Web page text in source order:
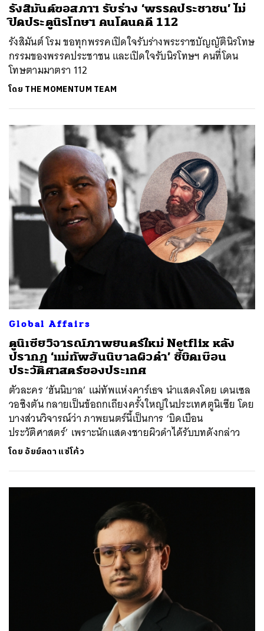
รังสิมันต์ขอสภาฯ รับร่าง ‘พรรคประชาชน’ ไม่
ปิดประตูนิรโทษฯ คนโดนคดี 112
รังสิมันต์ โรม ขอทุกพรรคเปิดใจรับร่างพระราชบัญญัตินิรโทษ
กรรมของพรรคประชาชน และเปิดใจรับนิรโทษฯ คนที่โดน
โทษตามมาตรา 112
โดย THE MOMENTUM TEAM
Global Affairs
ตูนิเซียวิจารณ์ภาพยนตร์ใหม่ Netflix หลัง
ปรากฏ ‘แม่ทัพฮันนิบาลผิวดำ’ ชี้บิดเบือน
ประวัติศาสตร์ของประเทศ
ตัวละคร ‘ฮันนิบาล’ แม่ทัพแห่งคาร์เธจ นำแสดงโดย เดนเซล
วอซิงตัน กลายเป็นข้อถกเถียงครั้งใหญ่ในประเทศตูนิเซีย โดย
บางส่วนวิจารณ์ว่า ภาพยนตร์นี้เป็นการ ‘บิดเบือน
ประวัติศาสตร์’ เพราะนักแสดงชายผิวดำได้รับบทดังกล่าว
โดย อัยย์ลดา แซ่โค้ว
TWEET LINE